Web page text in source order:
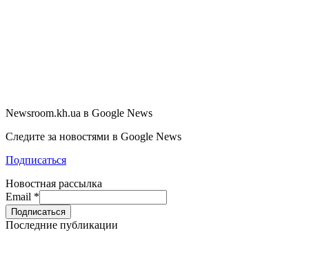
Newsroom.kh.ua в Google News
Следите за новостями в Google News
Подписаться
Новостная рассылка
Email *
Последние публикации